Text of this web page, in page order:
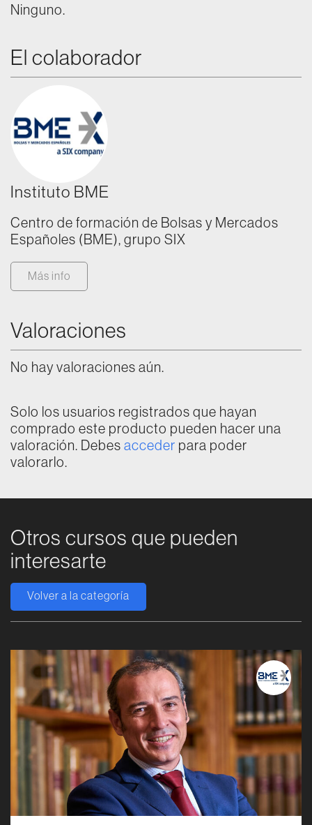
Ninguno.
El colaborador
Instituto BME
Centro de formación de Bolsas y Mercados
Españoles (BME), grupo SIX
Más info
Valoraciones
No hay valoraciones aún.
Solo los usuarios registrados que hayan
comprado este producto pueden hacer una
valoración. Debes acceder para poder
valorarlo.
Otros cursos que pueden
interesarte
Volver a la categoría